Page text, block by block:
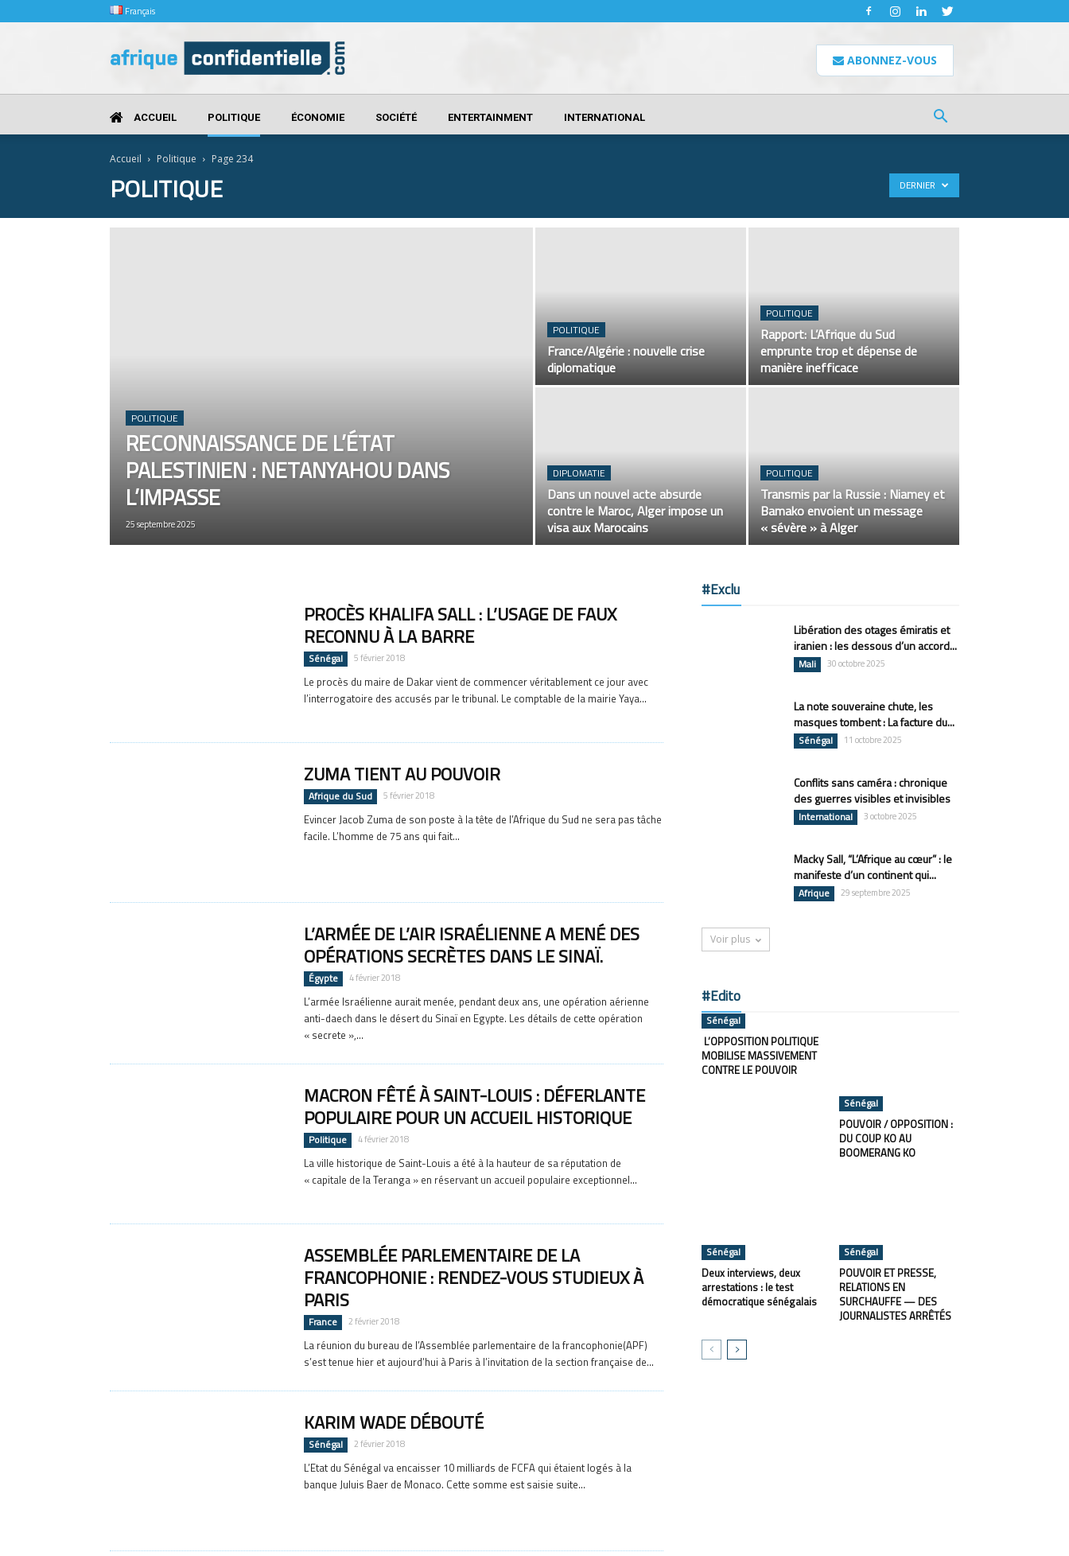
Français
Confidentielle
ABONNEZ-VOUS
ACCUEIL POLITIQUE ÉCONOMIE SOCIÉTÉ ENTERTAINMENT INTERNATIONAL
Accueil Politique Page 234
POLITIQUE DERNIER
POLITIQUE
RECONNAISSANCE DE L’ÉTAT
PALESTINIEN : NETANYAHOU DANS
L’IMPASSE
25 septembre 2025
POLITIQUE
France/Algérie : nouvelle crise
diplomatique
POLITIQUE
Rapport: L’Afrique du Sud
emprunte trop et dépense de
manière inefficace
DIPLOMATIE
Dans un nouvel acte absurde
contre le Maroc, Alger impose un
visa aux Marocains
POLITIQUE
Transmis par la Russie : Niamey et
Bamako envoient un message
« sévère » à Alger
PROCÈS KHALIFA SALL : L’USAGE DE FAUX
RECONNU À LA BARRE
Sénégal 5 février 2018
Le procès du maire de Dakar vient de commencer véritablement ce jour avec
l’interrogatoire des accusés par le tribunal. Le comptable de la mairie Yaya...
ZUMA TIENT AU POUVOIR
Afrique du Sud 5 février 2018
Evincer Jacob Zuma de son poste à la tête de l’Afrique du Sud ne sera pas tâche
facile. L’homme de 75 ans qui fait...
L’ARMÉE DE L’AIR ISRAÉLIENNE A MENÉ DES
OPÉRATIONS SECRÈTES DANS LE SINAÏ.
Égypte 4 février 2018
L’armée Israélienne aurait menée, pendant deux ans, une opération aérienne
anti-daech dans le désert du Sinaï en Egypte. Les détails de cette opération
« secrete »,...
MACRON FÊTÉ À SAINT-LOUIS : DÉFERLANTE
POPULAIRE POUR UN ACCUEIL HISTORIQUE
Politique 4 février 2018
La ville historique de Saint-Louis a été à la hauteur de sa réputation de
« capitale de la Teranga » en réservant un accueil populaire exceptionnel...
ASSEMBLÉE PARLEMENTAIRE DE LA
FRANCOPHONIE : RENDEZ-VOUS STUDIEUX À
PARIS
France 2 février 2018
La réunion du bureau de l’Assemblée parlementaire de la francophonie(APF)
s’est tenue hier et aujourd’hui à Paris à l’invitation de la section française de...
KARIM WADE DÉBOUTÉ
Sénégal 2 février 2018
L’Etat du Sénégal va encaisser 10 milliards de FCFA qui étaient logés à la
banque Juluis Baer de Monaco. Cette somme est saisie suite...
#Exclu
Libération des otages émiratis et
iranien : les dessous d’un accord...
Mali 30 octobre 2025
La note souveraine chute, les
masques tombent : La facture du...
Sénégal 11 octobre 2025
Conflits sans caméra : chronique
des guerres visibles et invisibles
International 3 octobre 2025
Macky Sall, “L’Afrique au cœur” : le
manifeste d’un continent qui...
Afrique 29 septembre 2025
Voir plus
#Edito
Sénégal
L’OPPOSITION POLITIQUE
MOBILISE MASSIVEMENT
CONTRE LE POUVOIR
Sénégal
POUVOIR / OPPOSITION :
DU COUP KO AU
BOOMERANG KO
Sénégal
Deux interviews, deux
arrestations : le test
démocratique sénégalais
Sénégal
POUVOIR ET PRESSE,
RELATIONS EN
SURCHAUFFE — DES
JOURNALISTES ARRÊTÉS